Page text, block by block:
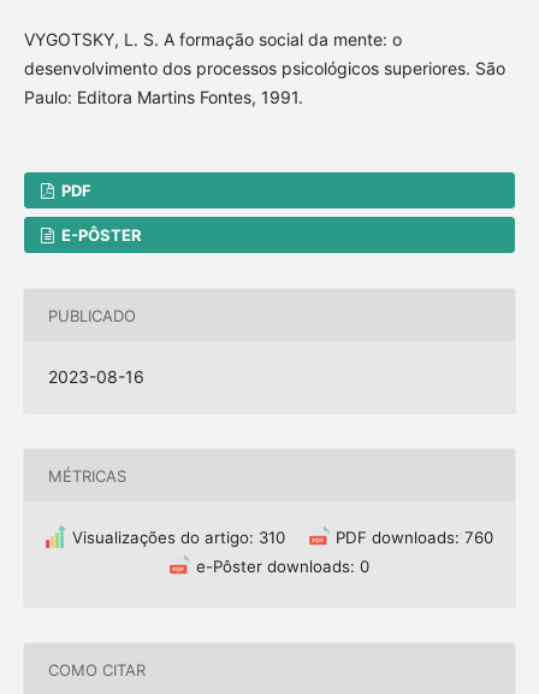
VYGOTSKY, L. S. A formação social da mente: o
desenvolvimento dos processos psicológicos superiores. São
Paulo: Editora Martins Fontes, 1991.
PDF
E-PÔSTER
PUBLICADO
2023-08-16
MÉTRICAS
Visualizações do artigo: 310
PDF downloads: 760
e-Pôster downloads: 0
COMO CITAR